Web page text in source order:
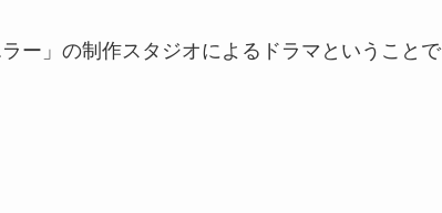
ー」の制作スタジオによるドラマということで